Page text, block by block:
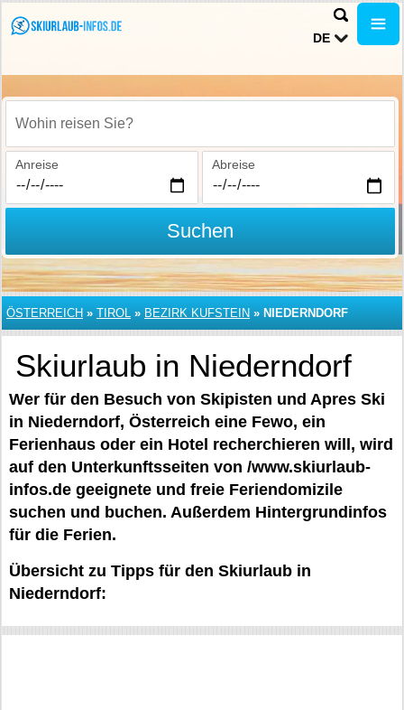
DE
Wohin reisen Sie?
Anreise Abreise
Suchen
ÖSTERREICH » TIROL » BEZIRK KUFSTEIN » NIEDERNDORF
Skiurlaub in Niederndorf
Wer für den Besuch von Skipisten und Apres Ski
in Niederndorf, Österreich eine Fewo, ein
Ferienhaus oder ein Hotel recherchieren will, wird
auf den Unterkunftsseiten von /www.skiurlaub-
infos.de geeignete und freie Feriendomizile
suchen und buchen. Außerdem Hintergrundinfos
für die Ferien.
Übersicht zu Tipps für den Skiurlaub in
Niederndorf: